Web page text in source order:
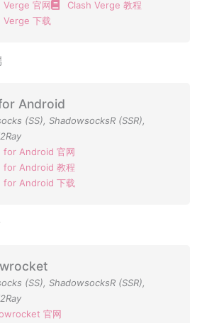
Verge 官网
Clash Verge 教程
Verge 下载
Android
(SS), ShadowsocksR (SSR),
for Android 官网
for Android 教程
for Android 下载
(SS), ShadowsocksR (SSR),
官网